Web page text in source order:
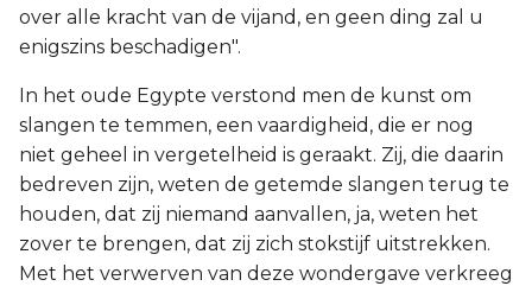
over alle kracht van de vijand, en geen ding zal u
enigszins beschadigen".
In het oude Egypte verstond men de kunst om
slangen te temmen, een vaardigheid, die er nog
niet geheel in vergetelheid is geraakt. Zij, die daarin
bedreven zijn, weten de getemde slangen terug te
houden, dat zij niemand aanvallen, ja, weten het
zover te brengen, dat zij zich stokstijf uitstrekken.
Met het verwerven van deze wondergave verkreeg